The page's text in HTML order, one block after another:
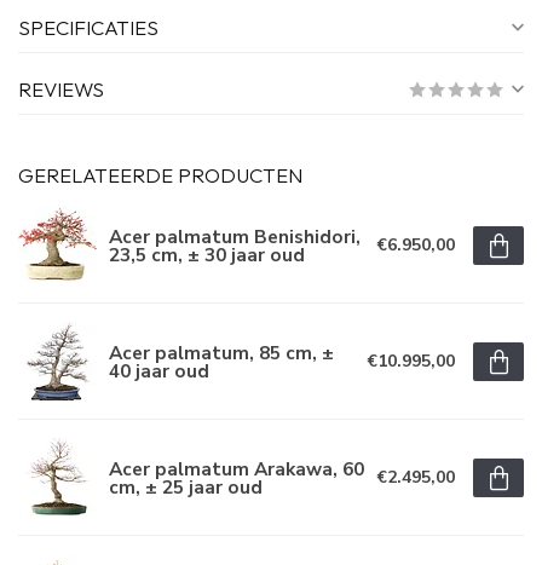
SPECIFICATIES
REVIEWS
GERELATEERDE PRODUCTEN
Acer palmatum Benishidori,
23,5 cm, ± 30 jaar oud €6.950,00
Acer palmatum, 85 cm, ±
40 jaar oud €10.995,00
Acer palmatum Arakawa, 60
cm, ± 25 jaar oud €2.495,00